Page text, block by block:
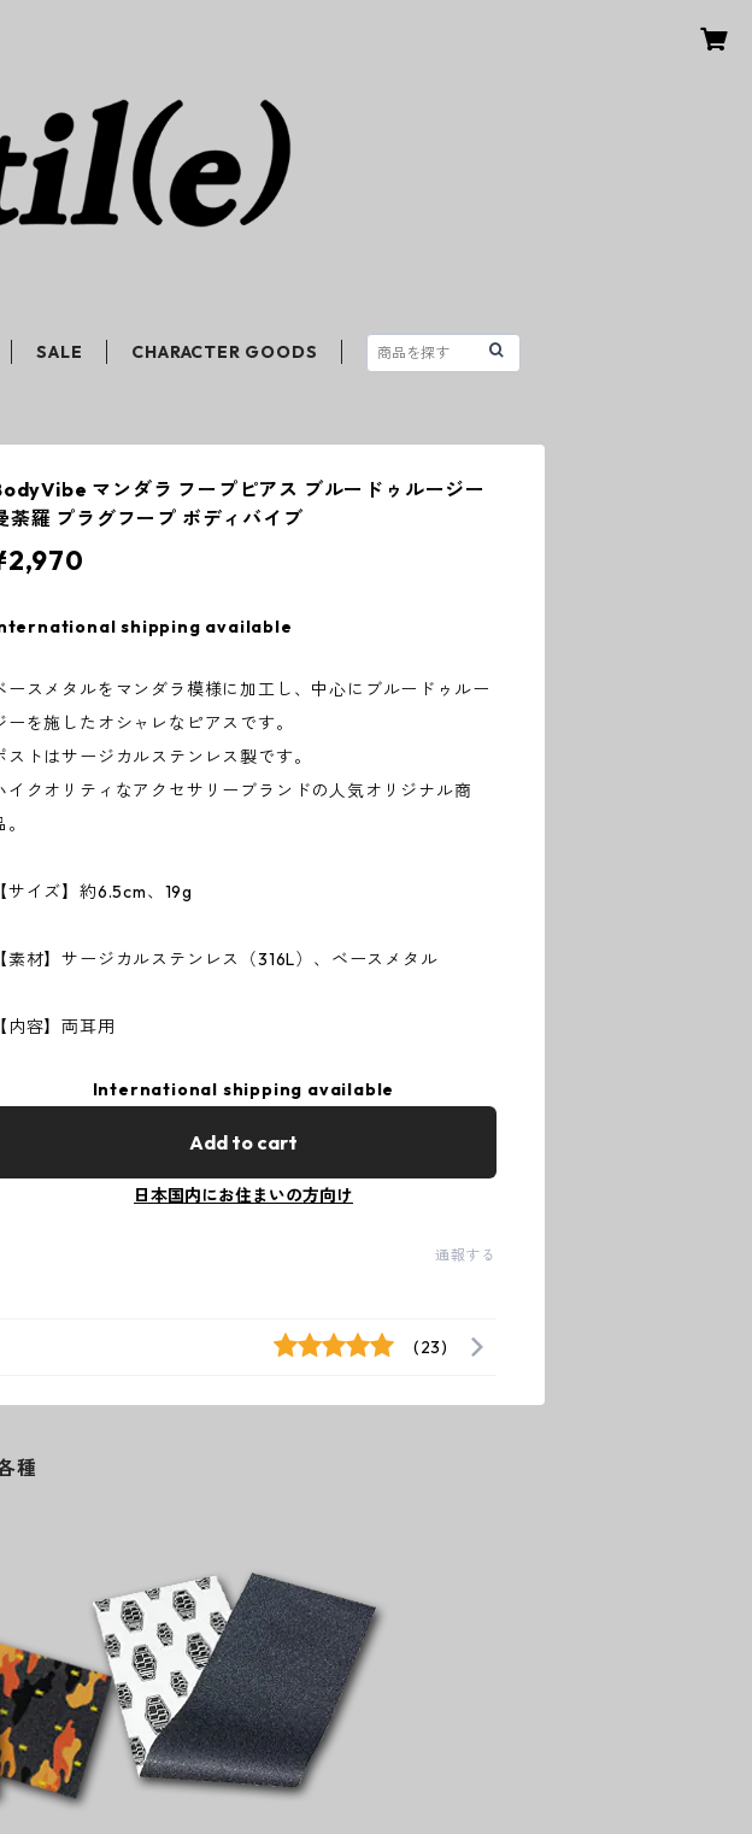
SALE CHARACTER GOODS
マンダラ フープピアス ブルードゥルージー
荼羅 プラグフープ ボディバイブ
shipping available
ースメタルをマンダラ模様に加工し、中心にブルードゥルー
ーを施したオシャレなピアスです。
ストはサージカルステンレス製です。
イクオリティなアクセサリーブランドの人気オリジナル商
【サイズ】約6.5cm、19g
【素材】サージカルステンレス（316L）、ベースメタル
【内容】両耳用
International shipping available
Add to cart
日本国内にお住まいの方向け
通報する
(23)
種